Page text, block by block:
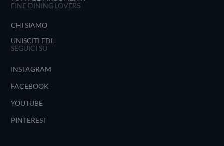
FINE DINING LOVERS
CHI SIAMO
UNISCITI FDL
SEGUICI SU
INSTAGRAM
FACEBOOK
YOUTUBE
PINTEREST